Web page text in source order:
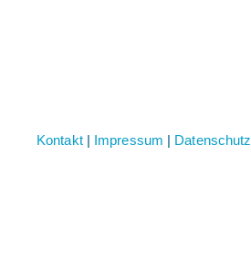
Kontakt| Impressum | Datenschutz